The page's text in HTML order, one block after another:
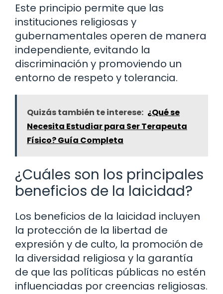
Este principio permite que las
instituciones religiosas y
gubernamentales operen de manera
independiente, evitando la
discriminación y promoviendo un
entorno de respeto y tolerancia.
Quizás también te interese: ¿Qué se
Necesita Estudiar para Ser Terapeuta
Físico? Guía Completa
¿Cuáles son los principales
beneficios de la laicidad?
Los beneficios de la laicidad incluyen
la protección de la libertad de
expresión y de culto, la promoción de
la diversidad religiosa y la garantía
de que las políticas públicas no estén
influenciadas por creencias religiosas.